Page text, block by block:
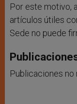
Por este motivo,
artículos útiles
Sede no puede
Publicaciones no